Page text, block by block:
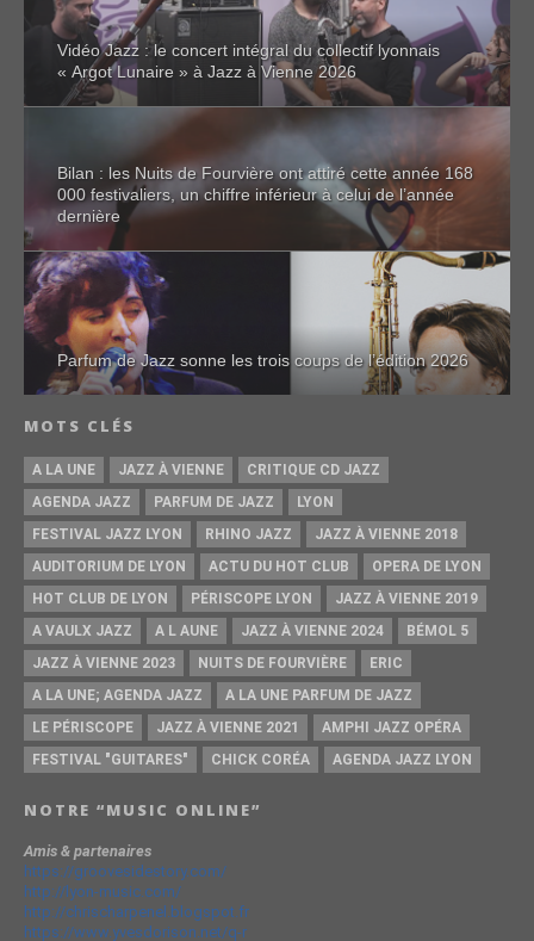
Vidéo Jazz : le concert intégral du collectif lyonnais
« Argot Lunaire » à Jazz à Vienne 2026
Bilan : les Nuits de Fourvière ont attiré cette année 168
000 festivaliers, un chiffre inférieur à celui de l’année
dernière
Parfum de Jazz sonne les trois coups de l’édition 2026
MOTS CLÉS
A LA UNE JAZZ À VIENNE
CRITIQUE CD JAZZ
AGENDA JAZZ
PARFUM DE JAZZ
LYON
FESTIVAL JAZZ LYON
RHINO JAZZ
JAZZ À VIENNE 2018
AUDITORIUM DE LYON
ACTU DU HOT CLUB
OPERA DE LYON
HOT CLUB DE LYON
PÉRISCOPE LYON
JAZZ À VIENNE 2019
A VAULX JAZZ
A L AUNE JAZZ À VIENNE 2024
BÉMOL 5
JAZZ À VIENNE 2023
NUITS DE FOURVIÈRE
ERIC
A LA UNE; AGENDA JAZZ
A LA UNE PARFUM DE JAZZ
LE PÉRISCOPE
JAZZ À VIENNE 2021
AMPHI JAZZ OPÉRA
FESTIVAL "GUITARES"
CHICK CORÉA AGENDA JAZZ LYON
NOTRE “MUSIC ONLINE”
Amis & partenaires
https://groovesidestory.com/
http://lyon-music.com/
http://chrischarpenel.blogspot.fr
https://www.yvesdorison.net/q-r